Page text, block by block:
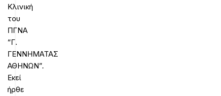
Κλινική
του
ΠΓΝΑ
“Γ.
ΓΕΝΝΗΜΑΤΑΣ
ΑΘΗΝΩΝ”.
Εκεί
ήρθε